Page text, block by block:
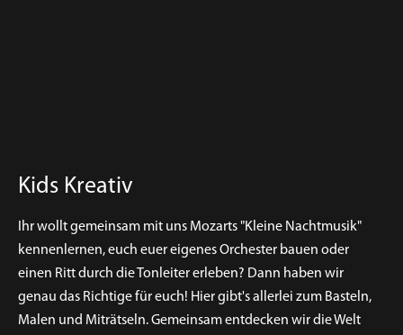
Kids Kreativ
Ihr wollt gemeinsam mit uns Mozarts "Kleine Nachtmusik"
kennenlernen, euch euer eigenes Orchester bauen oder
einen Ritt durch die Tonleiter erleben? Dann haben wir
genau das Richtige für euch! Hier gibt's allerlei zum Basteln,
Malen und Miträtseln. Gemeinsam entdecken wir die Welt